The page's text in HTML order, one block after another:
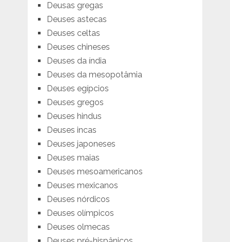
Deusas gregas
Deuses astecas
Deuses celtas
Deuses chineses
Deuses da índia
Deuses da mesopotâmia
Deuses egípcios
Deuses gregos
Deuses hindus
Deuses incas
Deuses japoneses
Deuses maias
Deuses mesoamericanos
Deuses mexicanos
Deuses nórdicos
Deuses olímpicos
Deuses olmecas